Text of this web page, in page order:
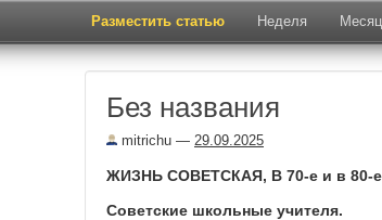
Разместить статью Неделя Месяц
Без названия
mitrichu — 29.09.2025
ЖИЗНЬ СОВЕТСКАЯ, В 70-е и в 80-е
Советские школьные учителя.